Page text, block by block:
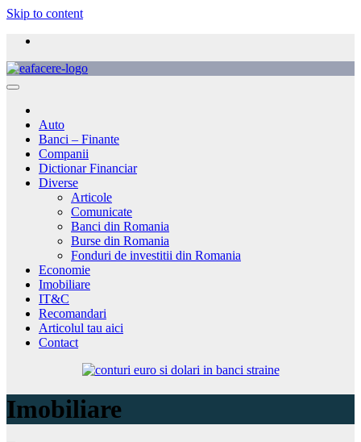
Skip to content
Auto
Banci – Finante
Companii
Dictionar Financiar
Diverse
Articole
Comunicate
Banci din Romania
Burse din Romania
Fonduri de investitii din Romania
Economie
Imobiliare
IT&C
Recomandari
Articolul tau aici
Contact
Imobiliare